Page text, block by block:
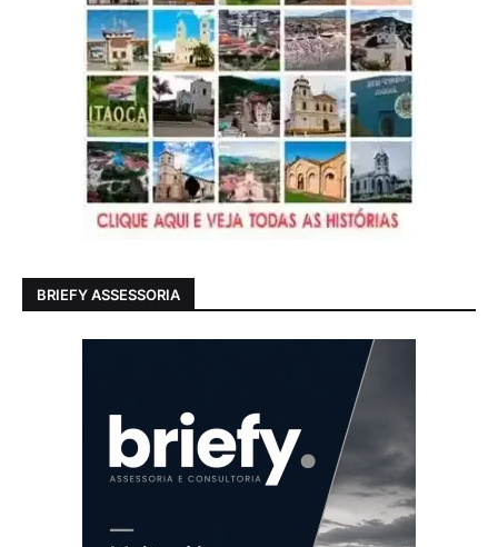
BRIEFY ASSESSORIA